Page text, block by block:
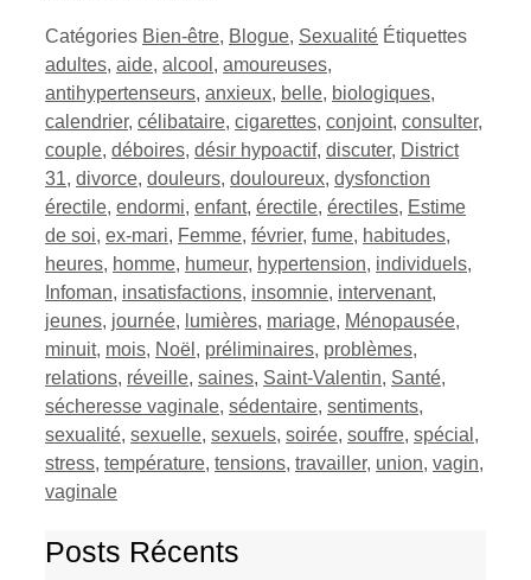
Catégories Bien-être, Blogue, Sexualité Étiquettes
adultes, aide, alcool , amoureuses,
antihypertenseurs, anxieux, belle, biologiques,
calendrier, célibataire, cigarettes, conjoint, consulter,
couple, déboires, désir hypoactif, discuter, District
31, divorce, douleurs, douloureux, dysfonction
érectile, endormi, enfant, érectile, érectiles, Estime
de soi, ex-mari, Femme, février, fume, habitudes,
heures, homme, humeur, hypertension, individuels,
Infoman, insatisfactions, insomnie, intervenant,
jeunes, journée, lumières, mariage, Ménopausée,
minuit, mois, Noël , préliminaires, problèmes,
relations, réveille, saines, Saint-Valentin, Santé,
sécheresse vaginale, sédentaire, sentiments,
sexualité, sexuelle, sexuels, soirée, souffre, spécial ,
stress, température, tensions, travailler, union, vagin,
vaginale
Posts Récents